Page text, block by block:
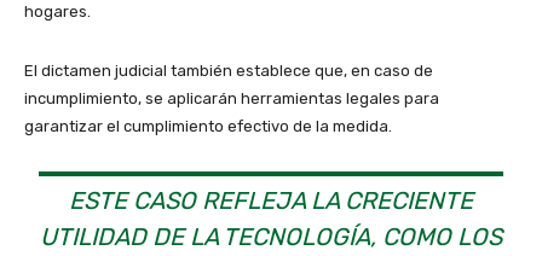
hogares.
El dictamen judicial también establece que, en caso de
incumplimiento, se aplicarán herramientas legales para
garantizar el cumplimiento efectivo de la medida.
ESTE CASO REFLEJA LA CRECIENTE
UTILIDAD DE LA TECNOLOGÍA, COMO LOS